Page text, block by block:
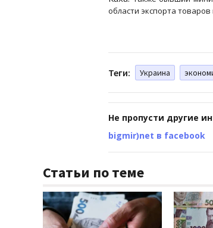
области экспорта товаров
Теги: Украина
Не пропусти другие
bigmir)net в facebook
Статьи по теме